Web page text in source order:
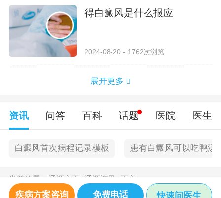
得白癜风是什么报应
2024-08-20 1762次浏览
展开更多
资讯 问答 百科 话题 医院 医生
白癜风首次病程记录模板 患有白癜风可以吃鸭汤
当前位置： 辽源主页> 辽源资讯 正文
疾病方案咨询 免费电话 快速问医生